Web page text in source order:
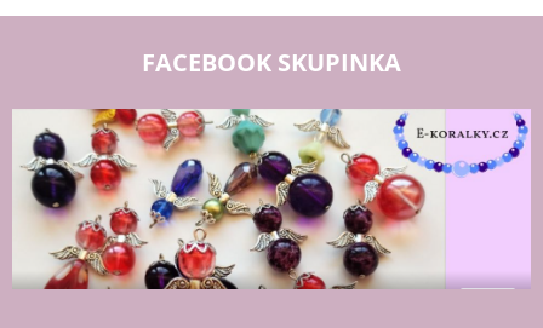
FACEBOOK SKUPINKA